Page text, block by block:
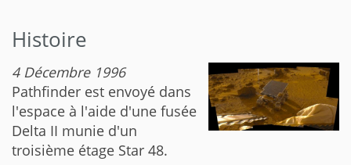
Histoire
4 Décembre 1996
Pathfinder est envoyé dans
l'espace à l'aide d'une fusée
Delta II munie d'un
troisième étage Star 48.